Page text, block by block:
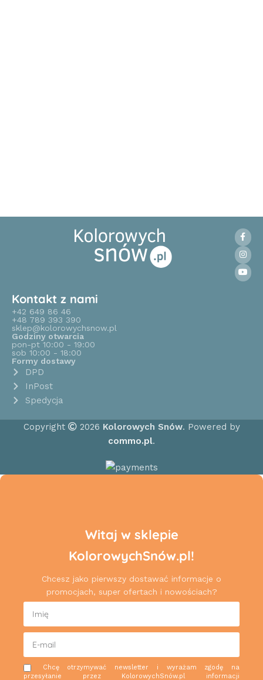
Kontakt z nami
+42 649 86 46
+48 789 393 390
sklep@kolorowychsnow.pl
Godziny otwarcia
pon-pt 10:00 - 19:00
sob 10:00 - 18:00
Formy dostawy
DPD
InPost
Spedycja
Copyright 2026 Kolorowych Snów. Powered by
commo.pl.
Witaj w sklepie
KolorowychSnów.pl!
Chcesz jako pierwszy dostawać informacje o
promocjach, super ofertach i nowościach?
Chcę otrzymywać newsletter i wyrażam zgodę na
przesyłanie przez KolorowychSnów.pl informacji